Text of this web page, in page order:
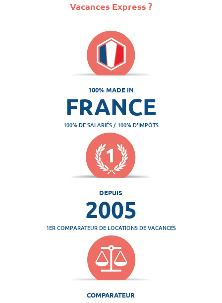
Vacances Express ?
100% MADE IN
FRANCE
100% DE SALARIÉS / 100% D'IMPÔTS
DEPUIS
2005
1ER COMPARATEUR DE LOCATIONS DE VACANCES
COMPARATEUR